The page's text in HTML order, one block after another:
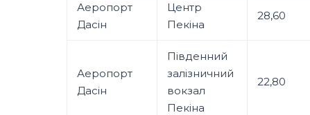
Аеропорт
Дасін
Центр
Пекіна
28,60
Аеропорт
Дасін
Південний
залізничний
вокзал
Пекіна
22,80